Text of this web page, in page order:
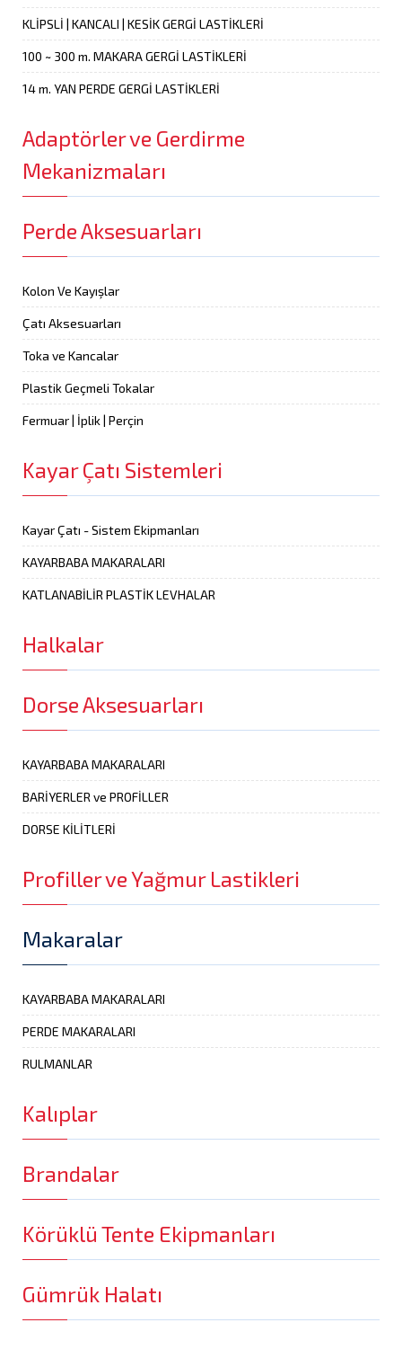
KLİPSLİ | KANCALI | KESİK GERGİ LASTİKLERİ
100 ~ 300 m. MAKARA GERGİ LASTİKLERİ
14 m. YAN PERDE GERGİ LASTİKLERİ
Adaptörler ve Gerdirme
Mekanizmaları
Perde Aksesuarları
Kolon Ve Kayışlar
Çatı Aksesuarları
Toka ve Kancalar
Plastik Geçmeli Tokalar
Fermuar | İplik | Perçin
Kayar Çatı Sistemleri
Kayar Çatı - Sistem Ekipmanları
KAYARBABA MAKARALARI
KATLANABİLİR PLASTİK LEVHALAR
Halkalar
Dorse Aksesuarları
KAYARBABA MAKARALARI
BARİYERLER ve PROFİLLER
DORSE KİLİTLERİ
Profiller ve Yağmur Lastikleri
Makaralar
KAYARBABA MAKARALARI
PERDE MAKARALARI
RULMANLAR
Kalıplar
Brandalar
Körüklü Tente Ekipmanları
Gümrük Halatı